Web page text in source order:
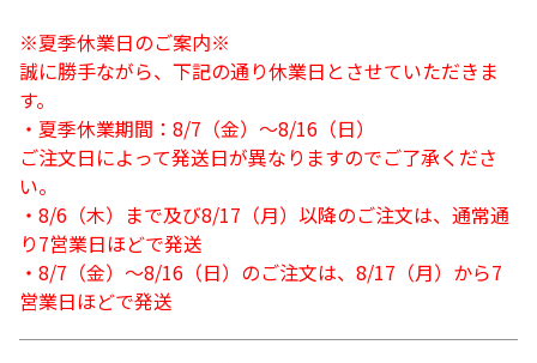
※夏季休業日のご案内※
誠に勝手ながら、下記の通り休業日とさせていただきま
す。
・夏季休業期間：8/7（金）～8/16（日）
ご注文日によって発送日が異なりますのでご了承くださ
い。
・8/6（木）まで及び8/17（月）以降のご注文は、通常通
り7営業日ほどで発送
・8/7（金）～8/16（日）のご注文は、8/17（月）から7
営業日ほどで発送